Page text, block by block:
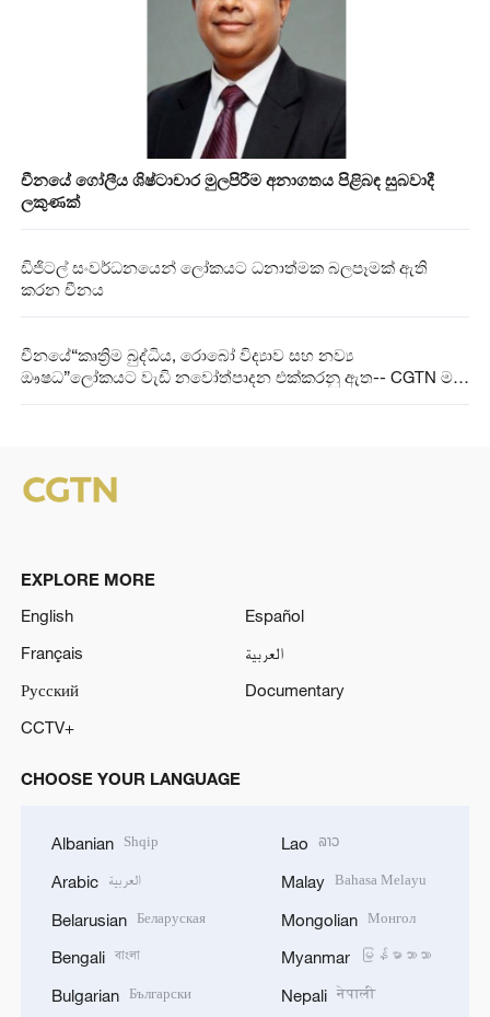
චීනයේ ගෝලීය ශිෂ්ටාචාර මුලපිරීම අනාගතය පිළිබඳ සුබවාදී
ලකුණක්
ඩිජිටල් සංවර්ධනයෙන් ලෝකයට ධනාත්මක බලපෑමක් ඇති
කරන චීනය
චීනයේ“කෘත්‍රිම බුද්ධිය, රොබෝ විද්‍යාව සහ නව්‍ය
ඖෂධ”ලෝකයට වැඩි නවෝත්පාදන එක්කරනු ඇත-- CGTN මත
EXPLORE MORE
English
Español
Français
العربية
Русский
Documentary
CCTV+
CHOOSE YOUR LANGUAGE
Albanian Shqip
Arabic العربية
Belarusian Беларуская
Bengali বাংলা
Bulgarian Български
Lao ລາວ
Malay Bahasa Melayu
Mongolian Монгол
Myanmar မြန်မာဘာသာ
Nepali नेपाली